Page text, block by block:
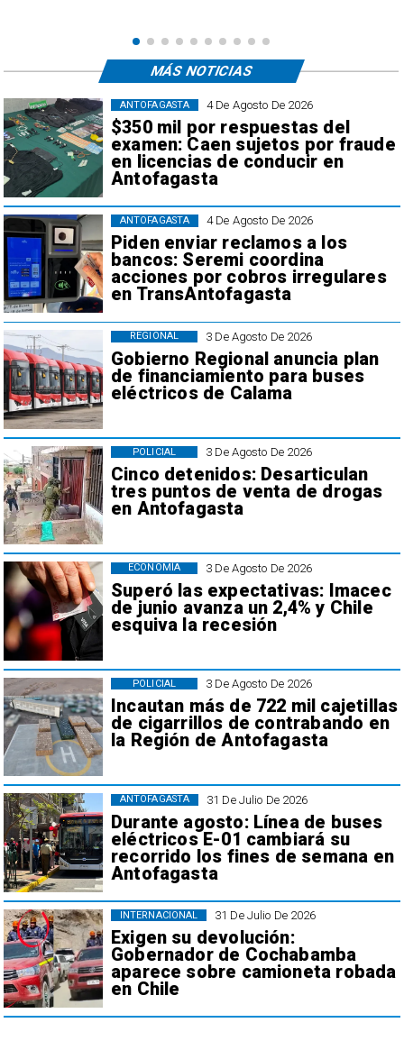
4 De Agosto De 2026
$350 mil por respuestas del
examen: Caen sujetos por fraude
en licencias de conducir en
Antofagasta
ANTOFAGASTA
4 De Agosto De 2026
Piden enviar reclamos a los
bancos: Seremi coordina
acciones por cobros irregulares
en TransAntofagasta
ANTOFAGASTA
3 De Agosto De 2026
Gobierno Regional anuncia plan
de financiamiento para buses
eléctricos de Calama
REGIONAL
3 De Agosto De 2026
Cinco detenidos: Desarticulan
tres puntos de venta de drogas
en Antofagasta
POLICIAL
3 De Agosto De 2026
Superó las expectativas: Imacec
de junio avanza un 2,4% y Chile
esquiva la recesión
ECONOMÍA
3 De Agosto De 2026
Incautan más de 722 mil cajetillas
de cigarrillos de contrabando en
la Región de Antofagasta
POLICIAL
31 De Julio De 2026
Durante agosto: Línea de buses
eléctricos E-01 cambiará su
recorrido los fines de semana en
Antofagasta
ANTOFAGASTA
31 De Julio De 2026
Exigen su devolución:
Gobernador de Cochabamba
aparece sobre camioneta robada
en Chile
INTERNACIONAL
MÁS NOTICIAS